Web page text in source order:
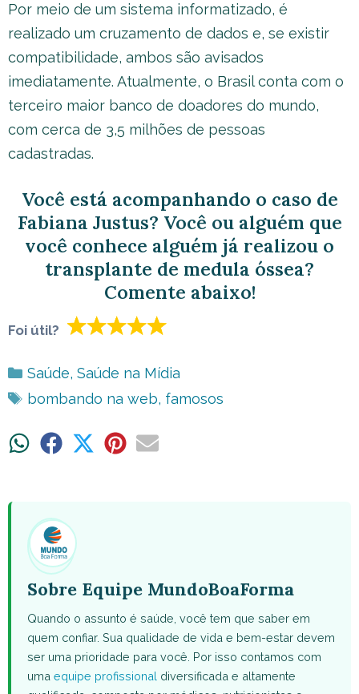
Por meio de um sistema informatizado, é
realizado um cruzamento de dados e, se existir
compatibilidade, ambos são avisados
imediatamente. Atualmente, o Brasil conta com o
terceiro maior banco de doadores do mundo,
com cerca de 3,5 milhões de pessoas
cadastradas.
Você está acompanhando o caso de
Fabiana Justus? Você ou alguém que
você conhece alguém já realizou o
transplante de medula óssea?
Comente abaixo!
Foi útil?
Categorias
Saúde, Saúde na Mídia
Tags
bombando na web, famosos
ShareShare ShareShareShare
Sobre Equipe MundoBoaForma
Quando o assunto é saúde, você tem que saber em
quem confiar. Sua qualidade de vida e bem-estar devem
ser uma prioridade para você. Por isso contamos com
uma equipe profissional diversificada e altamente